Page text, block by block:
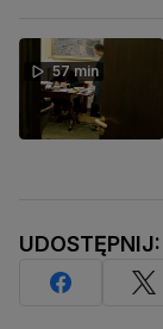
57 min
UDOSTĘPNIJ: